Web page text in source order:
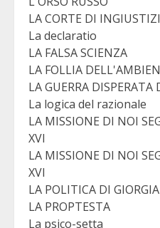
LA CORTE DI
La declaratio
LA FALSA SCIENZA
LA FOLLIA
LA GUERRA DISPERATA
La logica del razionale
LA MISSIONE DI NOI
XVI
LA MISSIONE DI NOI
XVI
LA POLITICA DI
LA PROPTESTA
La psico-setta